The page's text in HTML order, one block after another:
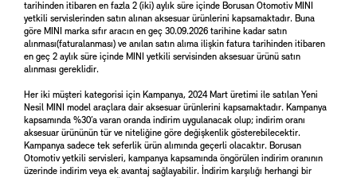
tarihinden itibaren en fazla 2 (iki) aylık süre içinde Borusan Otomotiv MINI
yetkili servislerinden satın alınan aksesuar ürünlerini kapsamaktadır. Buna
göre MINI marka sıfır aracın en geç 30.09.2026 tarihine kadar satın
alınması(faturalanması) ve anılan satın alıma ilişkin fatura tarihinden itibaren
en geç 2 aylık süre içinde MINI yetkili servisinden aksesuar ürünü satın
alınması gereklidir.
Her iki müşteri kategorisi için Kampanya, 2024 Mart üretimi ile satılan Yeni
Nesil MINI model araçlara dair aksesuar ürünlerini kapsamaktadır. Kampanya
kapsamında %30’a varan oranda indirim uygulanacak olup; indirim oranı
aksesuar ürününün tür ve niteliğine göre değişkenlik gösterebilecektir.
Kampanya sadece tek seferlik ürün alımında geçerli olacaktır. Borusan
Otomotiv yetkili servisleri, kampanya kapsamında öngörülen indirim oranının
üzerinde indirim veya ek avantaj sağlayabilir. İndirim karşılığı herhangi bir